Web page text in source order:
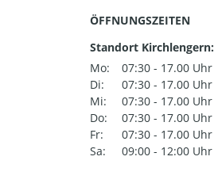
ÖFFNUNGSZEITEN
Standort Kirchlengern:
Mo:
07:30 - 17.00 Uhr
Di:
07:30 - 17.00 Uhr
Mi:
07:30 - 17.00 Uhr
Do:
07:30 - 17.00 Uhr
Fr:
07:30 - 17.00 Uhr
Sa:
09:00 - 12:00 Uhr